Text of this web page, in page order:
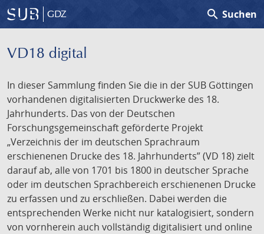
GDZ search Suchen
VD18 digital
In dieser Sammlung finden Sie die in der SUB Göttingen
vorhandenen digitalisierten Druckwerke des 18.
Jahrhunderts. Das von der Deutschen
Forschungsgemeinschaft geförderte Projekt
„Verzeichnis der im deutschen Sprachraum
erschienenen Drucke des 18. Jahrhunderts” (VD 18) zielt
darauf ab, alle von 1701 bis 1800 in deutscher Sprache
oder im deutschen Sprachbereich erschienenen Drucke
zu erfassen und zu erschließen. Dabei werden die
entsprechenden Werke nicht nur katalogisiert, sondern
von vornherein auch vollständig digitalisiert und online